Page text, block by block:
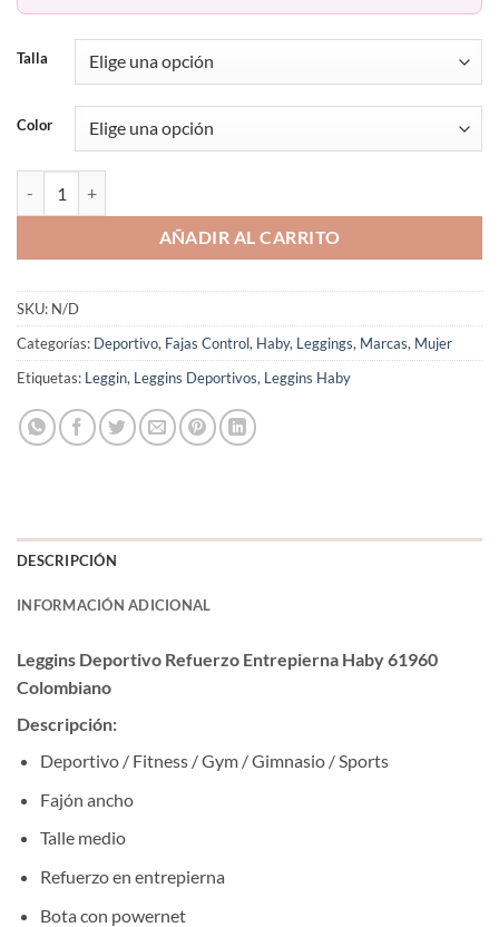
Talla
Color
AÑADIR AL CARRITO
SKU: N/D
Categorías: Deportivo, Fajas Control, Haby, Leggings, Marcas, Mujer
Etiquetas: Leggin, Leggins Deportivos, Leggins Haby
DESCRIPCIÓN
INFORMACIÓN ADICIONAL
Leggins Deportivo Refuerzo Entrepierna Haby 61960
Colombiano
Descripción:
Deportivo / Fitness / Gym / Gimnasio / Sports
Fajón ancho
Talle medio
Refuerzo en entrepierna
Bota con powernet